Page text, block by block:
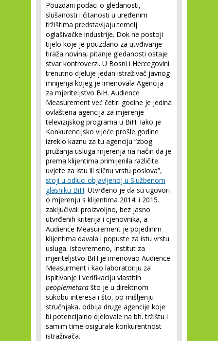
Pouzdani podaci o gledanosti,
slušanosti i čitanosti u uređenim
tržištima predstavljaju temelj
oglašivačke industrije. Dok ne postoji
tijelo koje je pouzdano za utvđivanje
tiraža novina, pitanje gledanosti ostaje
stvar kontroverzi. U Bosni i Hercegovini
trenutno djeluje jedan istraživač javnog
mnijenja kojeg je imenovala Agencija
za mjeriteljstvo BiH. Audience
Measurement već četiri godine je jedina
ovlaštena agencija za mjerenje
televizijskog programa u BiH. Iako je
Konkurencijsko vijeće prošle godine
izreklo kaznu za tu agenciju “zbog
pružanja usluga mjerenja na način da je
prema klijentima primijenila različite
uvjete za istu ili sličnu vrstu poslova”,
stoji u odluci objavljenoj u Službenom
glasniku BiH. Utvrđeno je da su ugovori
o mjerenju s klijentima 2014. i 2015.
zaključivali proizvoljno, bez jasno
utvrđenih kriterija i cjenovnika, a
Audience Measurement je pojedinim
klijentima davala i popuste za istu vrstu
usluga. Istovremeno, Institut za
mjeriteljstvo BiH je imenovao Audience
Measurment i kao laboratoriju za
ispitivanje i verifikaciju vlastitih
peoplemetara što je u direktnom
sukobu interesa i što, po mišljenju
stručnjaka, odbija druge agencije koje
bi potencijalno djelovale na bh. tržištu i
samim time osigurale konkurentnost
istraživača.